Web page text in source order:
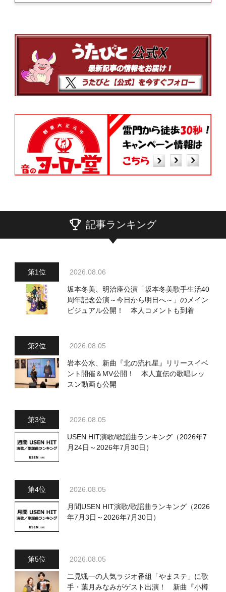
記事ランキング
2026.08.06
坂本冬美、明治座公演「坂本冬美歌手生活40
周年記念公演～今日から明日へ～」のメイン
ビジュアル公開！ 本人コメントも到着
2026.08.05
岩本公水、新曲『北の流れ星』リリースイベ
ント開催＆MV公開！ 本人直伝の歌唱レッ
スン動画も公開
2026.08.05
USEN HIT演歌/歌謡曲ランキング（2026年7
月24日～2026年7月30日）
2026.08.05
月間USEN HIT演歌/歌謡曲ランキング（2026
年7月3日～2026年7月30日）
2026.08.05
二見颯一の人気ラジオ番組「やまステ」に歌
手・葉月みなみがゲスト出演！ 新曲『小樽